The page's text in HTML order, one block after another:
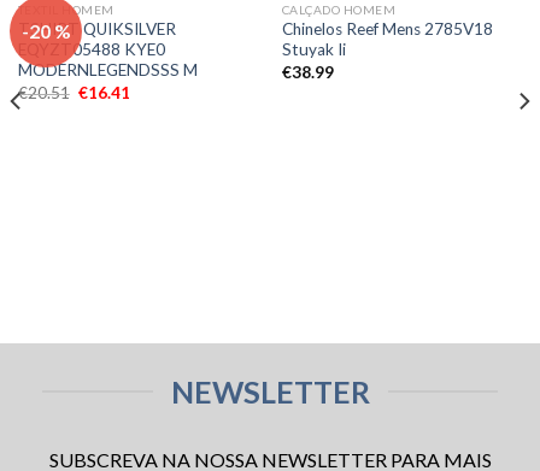
-20 %
TEXTIL HOMEM
TSHIRT QUIKSILVER
EQYZT05488 KYE0
MODERNLEGENDSSS M
€20.51 €16.41
Adicionar
aos meus
CALÇADO HOMEM
Chinelos Reef Mens 2785V18
Stuyak Ii
€38.99
NEWSLETTER
SUBSCREVA NA NOSSA NEWSLETTER PARA MAIS